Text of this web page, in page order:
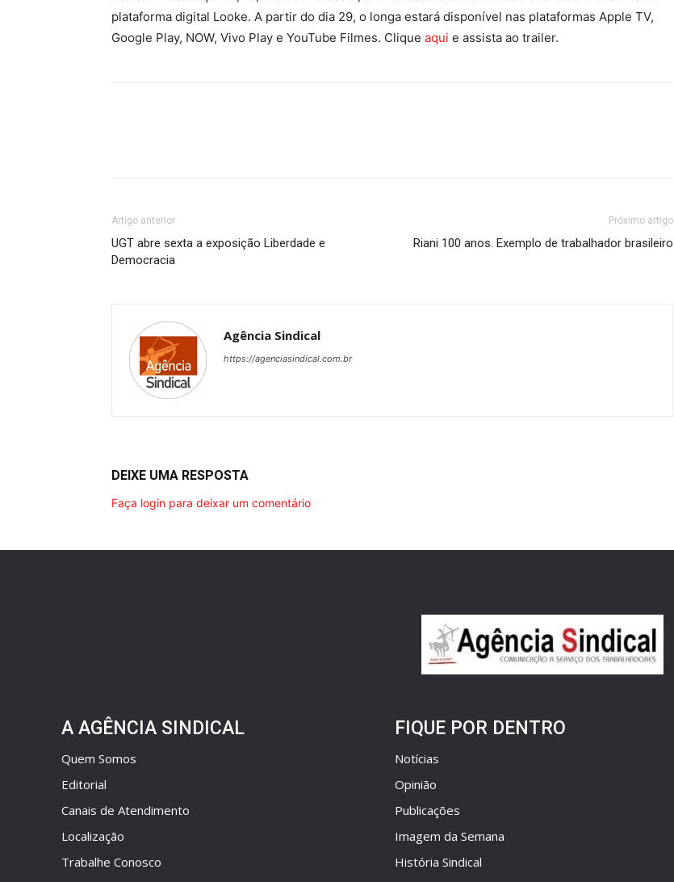
plataforma digital Looke. A partir do dia 29, o longa estará disponível nas plataformas Apple TV,
Google Play, NOW, Vivo Play e YouTube Filmes. Clique aqui e assista ao trailer.
Artigo anterior
UGT abre sexta a exposição Liberdade e
Democracia
Próximo artigo
Riani 100 anos. Exemplo de trabalhador brasileiro
Agência Sindical
https://agenciasindical.com.br
DEIXE UMA RESPOSTA
Faça login para deixar um comentário
A AGÊNCIA SINDICAL
Quem Somos
Editorial
Canais de Atendimento
Localização
Trabalhe Conosco
FIQUE POR DENTRO
Notícias
Opinião
Publicações
Imagem da Semana
História Sindical